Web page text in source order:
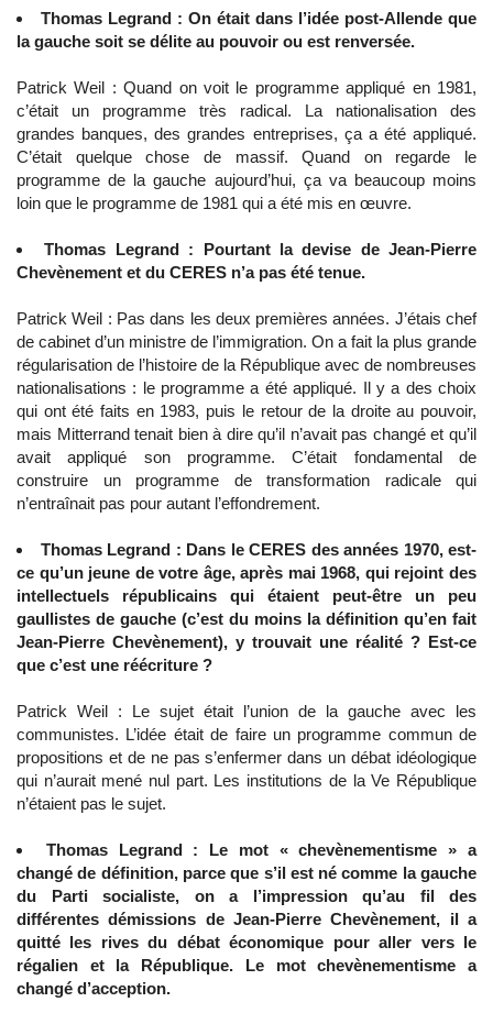
Thomas Legrand : On était dans l’idée post-Allende que
la gauche soit se délite au pouvoir ou est renversée.
Patrick Weil : Quand on voit le programme appliqué en 1981,
c’était un programme très radical. La nationalisation des
grandes banques, des grandes entreprises, ça a été appliqué.
C’était quelque chose de massif. Quand on regarde le
programme de la gauche aujourd’hui, ça va beaucoup moins
loin que le programme de 1981 qui a été mis en œuvre.
Thomas Legrand : Pourtant la devise de Jean-Pierre
Chevènement et du CERES n’a pas été tenue.
Patrick Weil : Pas dans les deux premières années. J’étais chef
de cabinet d’un ministre de l’immigration. On a fait la plus grande
régularisation de l’histoire de la République avec de nombreuses
nationalisations : le programme a été appliqué. Il y a des choix
qui ont été faits en 1983, puis le retour de la droite au pouvoir,
mais Mitterrand tenait bien à dire qu’il n’avait pas changé et qu’il
avait appliqué son programme. C’était fondamental de
construire un programme de transformation radicale qui
n’entraînait pas pour autant l’effondrement.
Thomas Legrand : Dans le CERES des années 1970, est-
ce qu’un jeune de votre âge, après mai 1968, qui rejoint des
intellectuels républicains qui étaient peut-être un peu
gaullistes de gauche (c’est du moins la définition qu’en fait
Jean-Pierre Chevènement), y trouvait une réalité ? Est-ce
que c’est une réécriture ?
Patrick Weil : Le sujet était l’union de la gauche avec les
communistes. L’idée était de faire un programme commun de
propositions et de ne pas s’enfermer dans un débat idéologique
qui n’aurait mené nul part. Les institutions de la Ve République
n’étaient pas le sujet.
Thomas Legrand : Le mot « chevènementisme » a
changé de définition, parce que s’il est né comme la gauche
du Parti socialiste, on a l’impression qu’au fil des
différentes démissions de Jean-Pierre Chevènement, il a
quitté les rives du débat économique pour aller vers le
régalien et la République. Le mot chevènementisme a
changé d’acception.